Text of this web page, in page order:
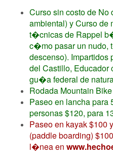
Curso sin costo de
ambiental) y Curso de
t�cnicas de Rappel
c�mo pasar un nudo,
descenso). Impartidos
del Castillo, Educador
gu�a federal de
Rodada Mountain
Paseo en lancha para
personas $120, para
Paseo en kayak $100
(paddle boarding) $100
l�nea en